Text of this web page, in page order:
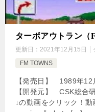
ターボアウトラン（
更新日： 2021年12月15日
FM TOWNS
【発売日】 1989年
【開発元】 CSK総合
↓の動画をクリック！